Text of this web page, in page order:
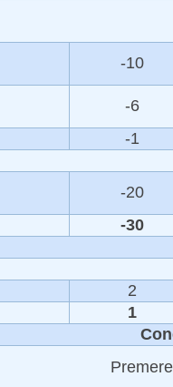
-10
-6
-1
-20
-30
2
1
Premere